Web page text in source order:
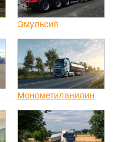
Эмульсия
Монометиланилин